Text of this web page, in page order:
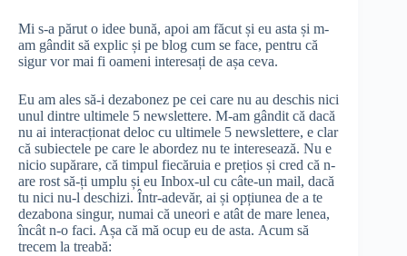
Mi s-a părut o idee bună, apoi am făcut și eu asta și m-
am gândit să explic și pe blog cum se face, pentru că
sigur vor mai fi oameni interesați de așa ceva.
Eu am ales să-i dezabonez pe cei care nu au deschis nici
unul dintre ultimele 5 newslettere. M-am gândit că dacă
nu ai interacționat deloc cu ultimele 5 newslettere, e clar
că subiectele pe care le abordez nu te interesează. Nu e
nicio supărare, că timpul fiecăruia e prețios și cred că n-
are rost să-ți umplu și eu Inbox-ul cu câte-un mail, dacă
tu nici nu-l deschizi. Într-adevăr, ai și opțiunea de a te
dezabona singur, numai că uneori e atât de mare lenea,
încât n-o faci. Așa că mă ocup eu de asta. Acum să
trecem la treabă: